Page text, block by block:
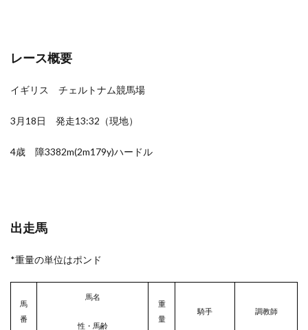
レース概要
イギリス チェルトナム競馬場
3月18日 発走13:32（現地）
4歳 障3382m(2m179y)ハードル
出走馬
*重量の単位はポンド
馬
番
馬名
性・馬齢
重
量
騎手 調教師